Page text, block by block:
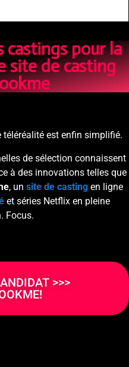
castings pour la
site de casting
est enfin simplifié.
de sélection connaissent
à des innovations telles que
, un site de casting en ligne
et séries Netflix en pleine
Focus.
>>>